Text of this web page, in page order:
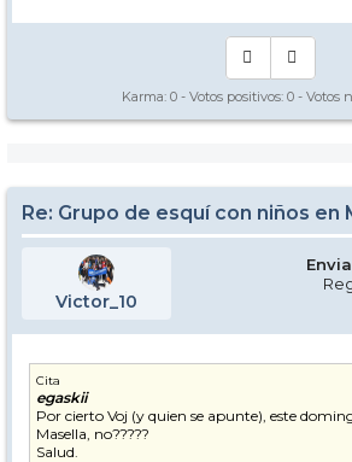
Karma: 0 - Votos positivos: 0 - Votos
Re: Grupo de esquí con niños en
Victor_10
Cita
egaskii
Por cierto Voj (y quien se apunte), este
Masella, no?????
Salud.